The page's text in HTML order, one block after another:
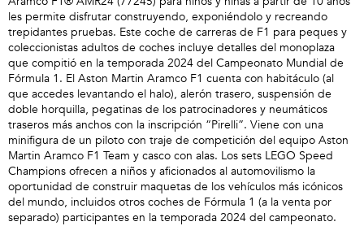
les permite disfrutar construyendo, exponiéndolo y recreando
trepidantes pruebas. Este coche de carreras de F1 para peques y
coleccionistas adultos de coches incluye detalles del monoplaza
que compitió en la temporada 2024 del Campeonato Mundial de
Fórmula 1. El Aston Martin Aramco F1 cuenta con habitáculo (al
que accedes levantando el halo), alerón trasero, suspensión de
doble horquilla, pegatinas de los patrocinadores y neumáticos
traseros más anchos con la inscripción “Pirelli”. Viene con una
minifigura de un piloto con traje de competición del equipo Aston
Martin Aramco F1 Team y casco con alas. Los sets LEGO Speed
Champions ofrecen a niños y aficionados al automovilismo la
oportunidad de construir maquetas de los vehículos más icónicos
del mundo, incluidos otros coches de Fórmula 1 (a la venta por
separado) participantes en la temporada 2024 del campeonato.